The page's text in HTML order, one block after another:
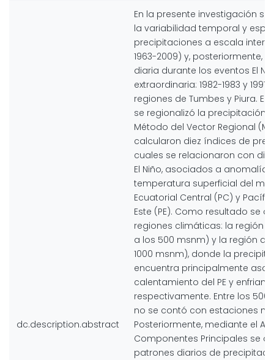
dc.description.abstract
En la presente investigación
la variabilidad temporal y
precipitaciones a escala
1963-2009) y, posteriormente,
diaria durante los eventos El
extraordinaria: 1982-1983 y
regiones de Tumbes y Piura.
se regionalizó la precipitación
Método del Vector Regional
calcularon diez índices de
cuales se relacionaron con
El Niño, asociados a
temperatura superficial del
Ecuatorial Central (PC) y
Este (PE). Como resultado se
regiones climáticas: la región
a los 500 msnm) y la región
1000 msnm), donde la
encuentra principalmente
calentamiento del PE y
respectivamente. Entre los 500
no se contó con estaciones
Posteriormente, mediante el
Componentes Principales se
patrones diarios de